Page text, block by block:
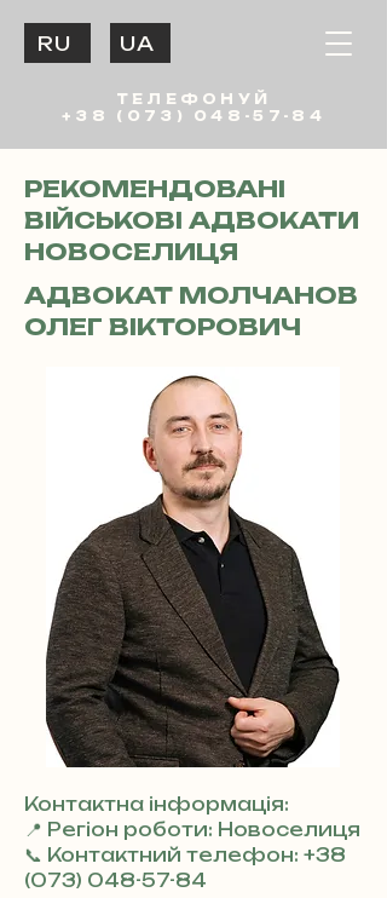
ТЕЛЕФОНУЙ
+38 (073) 048-57-84
UA
RU
РЕКОМЕНДОВАНІ
ВІЙСЬКОВІ АДВОКАТИ
НОВОСЕЛИЦЯ
АДВОКАТ МОЛЧАНОВ
ОЛЕГ ВІКТОРОВИЧ
Контактна інформація:
📍 Регіон роботи: Новоселиця
📞 Контактний телефон: +38
(073) 048-57-84